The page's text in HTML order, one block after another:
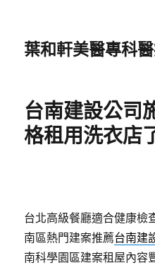
葉和軒美醫專科
台南建設公司
格租用洗衣店
台北高級餐廳適合健康檢
南區熱門建案推薦台南建
南科學園區建案租屋內容